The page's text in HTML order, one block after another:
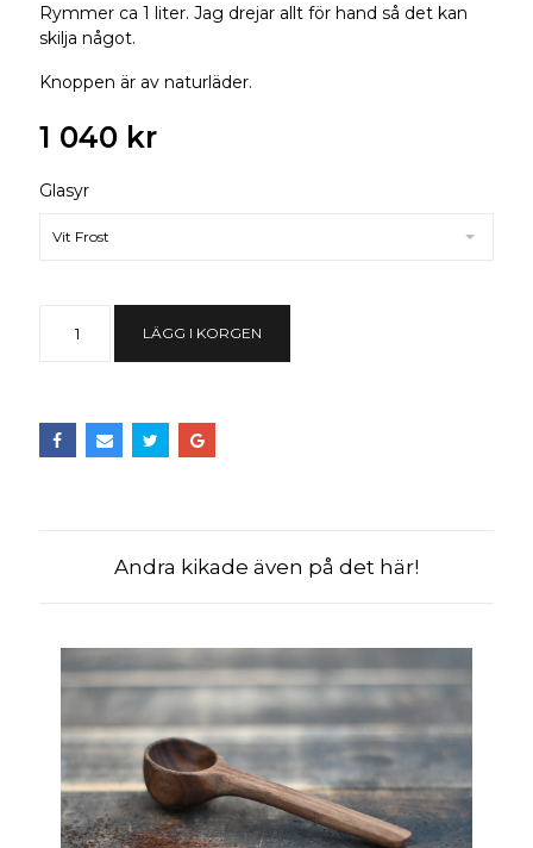
Rymmer ca 1 liter. Jag drejar allt för hand så det kan
skilja något.
Knoppen är av naturläder.
1 040 kr
Glasyr
Vit Frost
LÄGG I KORGEN
Andra kikade även på det här!